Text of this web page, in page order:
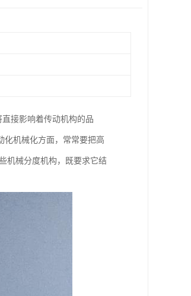
接影响着传动机构的品
化机械化方面，常常要把高
机械分度机构，既要求它结